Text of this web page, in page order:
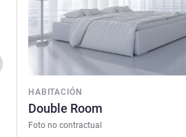
Anterior - Habitación
HABITACIÓN
Double Room
Foto no contractual